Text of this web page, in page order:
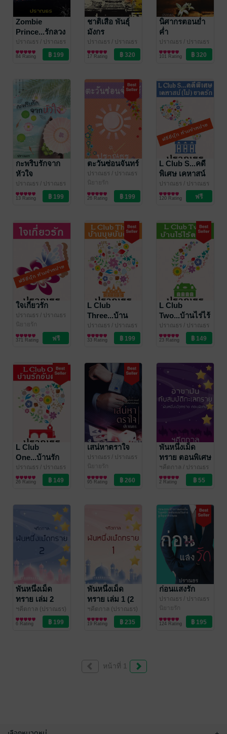
Zombie
Prince...รักลวง
ใจ
ปราณธร / ปราณธร
/ คาซี / ฯคีตกาล
นิยายรัก
84 Rating
ชาติเสือ พันธุ์
มังกร
ปราณธร / ปราณธร
/ คาซี / ฯคีตกาล
นิยายรัก
17 Rating
นิศากรตอนย่ำ
ค่ำ
ปราณธร/ ปราณธร
/ คาซี / ฯคีตกาล
นิยายรัก
101 Rating
กะพริบรักจาก
หัวใจ
ปราณธร / ปราณธร
/ คาซี / ฯคีตกาล
นิยายรัก
13 Rating
ตะวันซ่อนจันทร์
ปราณธร / ปราณธร
/ คาซี / ฯคีตกาล
นิยายรัก
26 Rating
L Club S...คดี
พิเศษ เคหาสน์
(ไม่) ขาดรัก
ปราณธร/ ปราณธร
/ คาซี / ฯคีตกาล
นิยายรัก
120 Rating
ใจเกี่ยวรัก
ปราณธร / ปราณธร
/ คาซี / ฯคีตกาล
นิยายรัก
371 Rating
L Club
Three...บ้าน
บุษบันคืนใจ
ปราณธร / ปราณธร
/ คาซี / ฯคีตกาล
นิยายรัก
33 Rating
L Club
Two...บ้านไร่ไร้
ตะวัน
ปราณธร/ ปราณธร
/ คาซี / ฯคีตกาล
นิยายรัก
23 Rating
L Club
One...บ้านรัก
อันตราย
ปราณธร / ปราณธร
/ คาซี / ฯคีตกาล
นิยายรัก
26 Rating
เสน่หาตราใจ
ปราณธร / ปราณธร
/ คาซี / ฯคีตกาล
นิยายรัก
95 Rating
พันหนึ่งเม็ด
ทราย ตอนพิเศษ
อาซามันกับ
สมบัติทะเล
ฯคีตกาล / ปราณธร
/ คาซี / ฯคีตกาล
นิยายแฟนตาซี
2 Rating
พันหนึ่งเม็ด
ทราย เล่ม 2
(เล่มจบ)
ฯคีตกาล (ปราณธร)
/ ปราณธร / คาซี / ฯ
คีตกาล
นิยายแฟนตาซี
6 Rating
พันหนึ่งเม็ด
ทราย เล่ม 1 (2
เล่มจบ)
ฯคีตกาล (ปราณธร)
/ ปราณธร / คาซี / ฯ
คีตกาล
นิยายแฟนตาซี
19 Rating
ก่อนแสงรัก
ปราณธร/ ปราณธร
/ คาซี / ฯคีตกาล
นิยายรัก
124 Rating
หน้าที่ 1